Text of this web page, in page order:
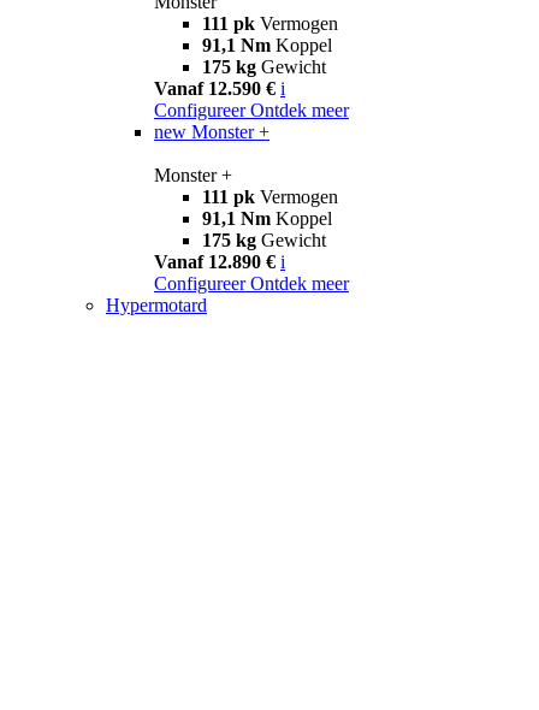
111 pk Vermogen
91,1 Nm Koppel
175 kg Gewicht
Vanaf 12.590 € i
Configureer Ontdek meer
new Monster +
Monster +
111 pk Vermogen
91,1 Nm Koppel
175 kg Gewicht
Vanaf 12.890 € i
Configureer Ontdek meer
Hypermotard